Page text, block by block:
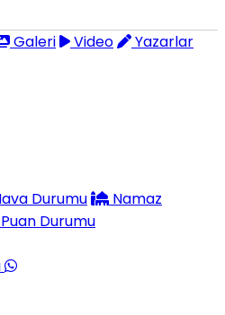
Galeri Video
Yazarlar
Durumu
Namaz
Puan Durumu